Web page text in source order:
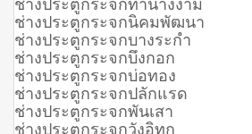
ช่างประตูกระจกนิคมพัฒนา
ช่างประตูกระจกบางระกำ
ช่างประตูกระจกบึงกอก
ช่างประตูกระจกบ่อทอง
ช่างประตูกระจกปลักแรด
ช่างประตูกระจกพันเสา
ช่างประตูกระจกวังอิทก